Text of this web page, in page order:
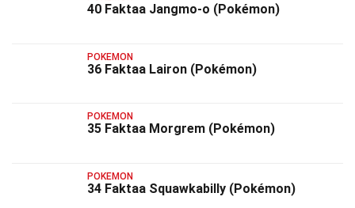
40 Faktaa Jangmo-o (Pokémon)
POKEMON
36 Faktaa Lairon (Pokémon)
POKEMON
35 Faktaa Morgrem (Pokémon)
POKEMON
34 Faktaa Squawkabilly (Pokémon)